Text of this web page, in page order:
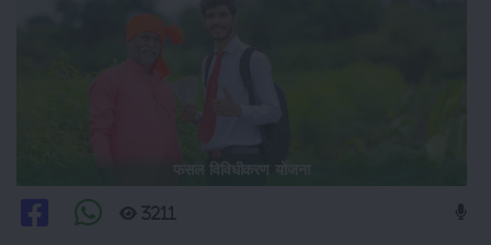
फसल विविधीकरण योजना
3211